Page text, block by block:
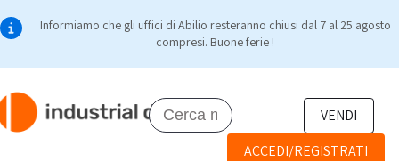
Informiamo che gli uffici di Abilio resteranno chiusi dal 7 al 25 agosto
compresi. Buone ferie !
VENDI
ACCEDI/REGISTRATI